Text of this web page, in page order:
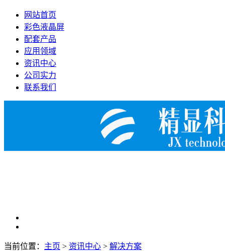
网站首页
彩色液晶屏
配套产品
应用领域
资讯中心
公司实力
联系我们
当前位置： 主页 > 资讯中心 > 解决方案